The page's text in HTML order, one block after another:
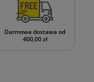
Darmowa dostawa od
400,00 zł